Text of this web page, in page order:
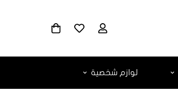
لوازم شخصية